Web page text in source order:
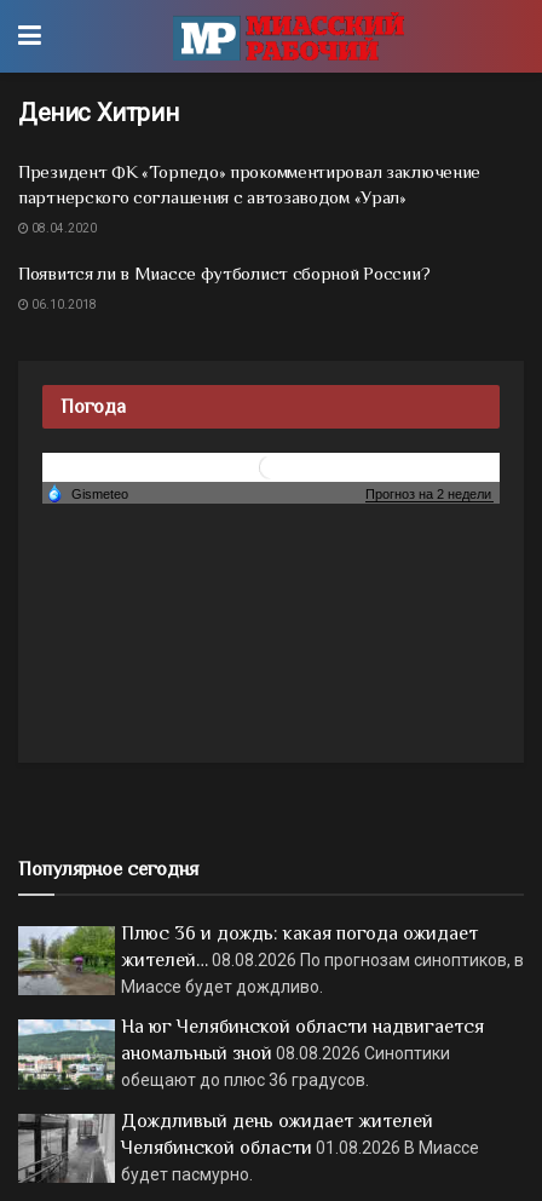
Денис Хитрин
Президент ФК «Торпедо» прокомментировал заключение
партнерского соглашения с автозаводом «Урал»
08.04.2020
Появится ли в Миассе футболист сборной России?
06.10.2018
Погода
Популярное сегодня
Плюс 36 и дождь: какая погода ожидает
жителей…08.08.2026 По прогнозам синоптиков, в
Миассе будет дождливо.
На юг Челябинской области надвигается
аномальный зной 08.08.2026 Синоптики
обещают до плюс 36 градусов.
Дождливый день ожидает жителей
Челябинской области 01.08.2026 В Миассе
будет пасмурно.